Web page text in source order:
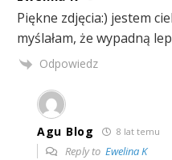
Piękne zdjęcia:) jestem
myślałam, że wypadną
Odpowiedz
Agu Blog 8 lat temu
Reply to Ewelina K